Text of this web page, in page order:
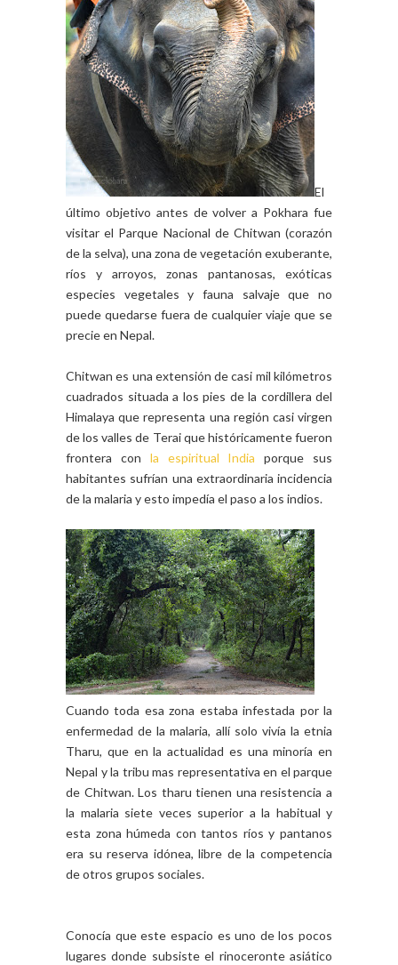
El
último objetivo antes de volver a Pokhara fue
visitar el Parque Nacional de Chitwan (corazón
de la selva), una zona de vegetación exuberante,
ríos y arroyos, zonas pantanosas, exóticas
especies vegetales y fauna salvaje que no
puede quedarse fuera de cualquier viaje que se
precie en Nepal.
Chitwan es una extensión de casi mil kilómetros
cuadrados situada a los pies de la cordillera del
Himalaya que representa una región casi virgen
de los valles de Terai que históricamente fueron
frontera con la espiritual India porque sus
habitantes sufrían una extraordinaria incidencia
de la malaria y esto impedía el paso a los indios.
Cuando toda esa zona estaba infestada por la
enfermedad de la malaria, allí solo vivía la etnia
Tharu, que en la actualidad es una minoría en
Nepal y la tribu mas representativa en el parque
de Chitwan. Los tharu tienen una resistencia a
la malaria siete veces superior a la habitual y
esta zona húmeda con tantos ríos y pantanos
era su reserva idónea, libre de la competencia
de otros grupos sociales.
Conocía que este espacio es uno de los pocos
lugares donde subsiste el rinoceronte asiático